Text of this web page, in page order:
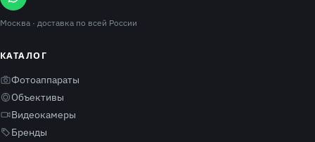
Москва · доставка по всей России
КАТАЛОГ
Фотоаппараты
Объективы
Видеокамеры
Бренды